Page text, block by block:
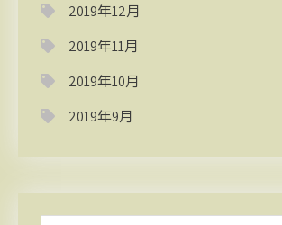
2019年12月
2019年11月
2019年10月
2019年9月